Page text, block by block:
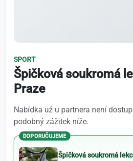
SPORT
Špičková soukromá
Praze
Nabídka už u partnera není
podobný zážitek níže.
DOPORUČUJEME
Špičková soukromá